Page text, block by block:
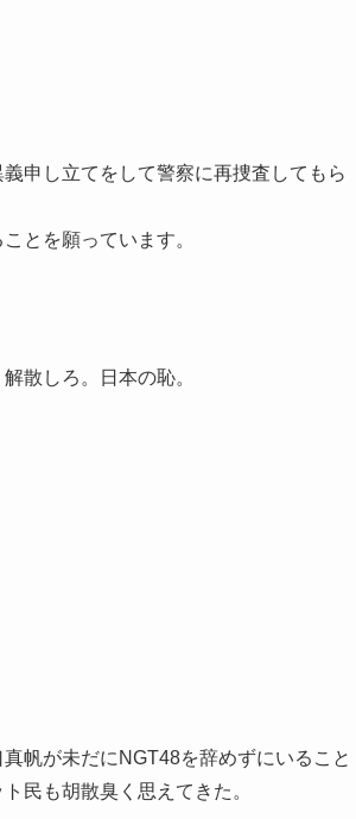
申し立てをして警察に再捜査してもら
とを願っています。
散しろ。日本の恥。
帆が未だにNGT48を辞めずにいること
民も胡散臭く思えてきた。